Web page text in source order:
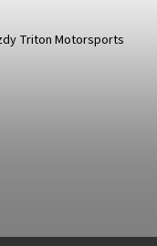
Triton Motorsports